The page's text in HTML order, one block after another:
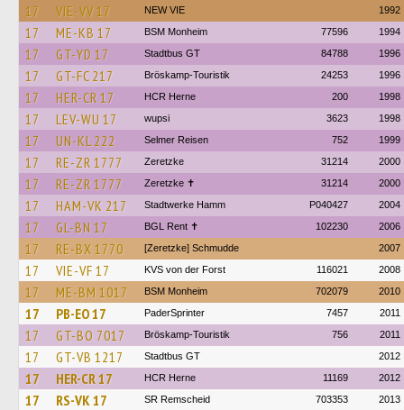
17 VIE-VV 17 NEW VIE 1992
17 ME-KB 17 BSM Monheim 77596 1994
17 GT-YD 17 Stadtbus GT 84788 1996
17 GT-FC 217 Bröskamp-Touristik 24253 1996
17 HER-CR 17 HCR Herne 200 1998
17 LEV-WU 17 wupsi 3623 1998
17 UN-KL 222 Selmer Reisen 752 1999
17 RE-ZR 1777 Zeretzke 31214 2000
17 RE-ZR 1777 Zeretzke ✝ 31214 2000
17 HAM-VK 217 Stadtwerke Hamm P040427 2004
17 GL-BN 17 BGL Rent ✝︎ 102230 2006
17 RE-BX 1770 [Zeretzke] Schmudde 2007
17 VIE-VF 17 KVS von der Forst 116021 2008
17 ME-BM 1017 BSM Monheim 702079 2010
17 PB-EO 17 PaderSprinter 7457 2011
17 GT-BO 7017 Bröskamp-Touristik 756 2011
17 GT-VB 1217 Stadtbus GT 2012
17 HER-CR 17 HCR Herne 11169 2012
17 RS-VK 17 SR Remscheid 703353 2013